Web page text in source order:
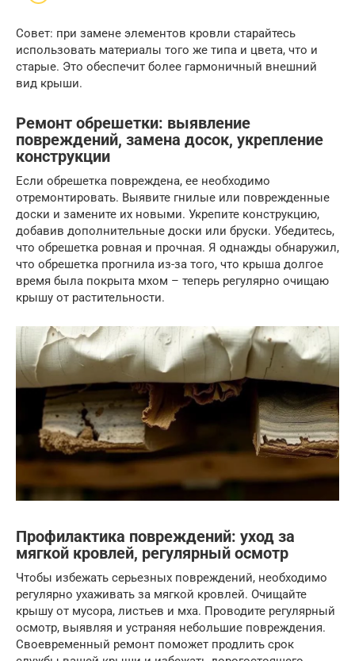
Совет: при замене элементов кровли старайтесь
использовать материалы того же типа и цвета, что и
старые. Это обеспечит более гармоничный внешний
вид крыши.
Ремонт обрешетки: выявление
повреждений, замена досок, укрепление
конструкции
Если обрешетка повреждена, ее необходимо
отремонтировать. Выявите гнилые или поврежденные
доски и замените их новыми. Укрепите конструкцию,
добавив дополнительные доски или бруски. Убедитесь,
что обрешетка ровная и прочная. Я однажды обнаружил,
что обрешетка прогнила из-за того, что крыша долгое
время была покрыта мхом – теперь регулярно очищаю
крышу от растительности.
Профилактика повреждений: уход за
мягкой кровлей, регулярный осмотр
Чтобы избежать серьезных повреждений, необходимо
регулярно ухаживать за мягкой кровлей. Очищайте
крышу от мусора, листьев и мха. Проводите регулярный
осмотр, выявляя и устраняя небольшие повреждения.
Своевременный ремонт поможет продлить срок